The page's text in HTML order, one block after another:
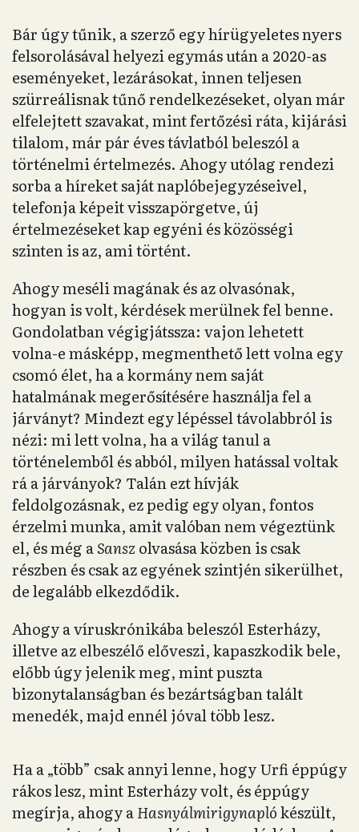
Bár úgy tűnik, a szerző egy hírügyeletes nyers
felsorolásával helyezi egymás után a 2020-as
eseményeket, lezárásokat, innen teljesen
szürreálisnak tűnő rendelkezéseket, olyan már
elfelejtett szavakat, mint fertőzési ráta, kijárási
tilalom, már pár éves távlatból beleszól a
történelmi értelmezés. Ahogy utólag rendezi
sorba a híreket saját naplóbejegyzéseivel,
telefonja képeit visszapörgetve, új
értelmezéseket kap egyéni és közösségi
szinten is az, ami történt.
Ahogy meséli magának és az olvasónak,
hogyan is volt, kérdések merülnek fel benne.
Gondolatban végigjátssza: vajon lehetett
volna-e másképp, megmenthető lett volna egy
csomó élet, ha a kormány nem saját
hatalmának megerősítésére használja fel a
járványt? Mindezt egy lépéssel távolabbról is
nézi: mi lett volna, ha a világ tanul a
történelemből és abból, milyen hatással voltak
rá a járványok? Talán ezt hívják
feldolgozásnak, ez pedig egy olyan, fontos
érzelmi munka, amit valóban nem végeztünk
el, és még aSanszolvasása közben is csak
részben és csak az egyének szintjén sikerülhet,
de legalább elkezdődik.
Ahogy a víruskrónikába beleszól Esterházy,
illetve az elbeszélő előveszi, kapaszkodik bele,
előbb úgy jelenik meg, mint puszta
bizonytalanságban és bezártságban talált
menedék, majd ennél jóval több lesz.
Ha a „több” csak annyi lenne, hogy Urfi éppúgy
rákos lesz, mint Esterházy volt, és éppúgy
megírja, ahogy aHasnyálmirigynaplókészült,